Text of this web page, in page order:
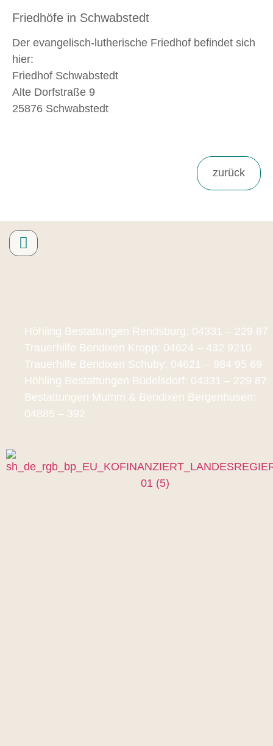
Friedhöfe in Schwabstedt
Der evangelisch-lutherische Friedhof befindet sich
hier:
Friedhof Schwabstedt
Alte Dorfstraße 9
25876 Schwabstedt
Höhling Bestattungen Rendsburg: 04331 – 229 87
Trauerhilfe Bendixen Kropp: 04624 – 432 9210
Trauerhilfe Bendixen Schuby: 04621 – 984 95 69
Höhling Bestattungen Büdelsdorf: 04331 – 229 87
Bestattungen Mumm & Bendixen Bergenhusen:
04885 – 392